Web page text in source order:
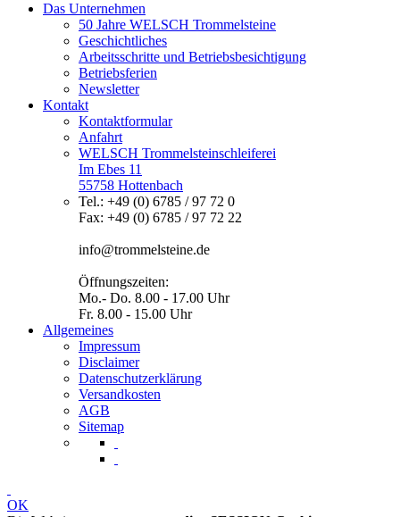
Das Unternehmen
50 Jahre WELSCH Trommelsteine
Geschichtliches
Arbeitsschritte und Betriebsbesichtigung
Betriebsferien
Newsletter
Kontakt
Kontaktformular
Anfahrt
WELSCH Trommelsteinschleiferei
Im Ebes 11
55758 Hottenbach
Tel.: +49 (0) 6785 / 97 72 0
Fax: +49 (0) 6785 / 97 72 22
info@trommelsteine.de
Öffnungszeiten:
Mo.- Do. 8.00 - 17.00 Uhr
Fr. 8.00 - 15.00 Uhr
Allgemeines
Impressum
Disclaimer
Datenschutzerklärung
Versandkosten
AGB
Sitemap
OK